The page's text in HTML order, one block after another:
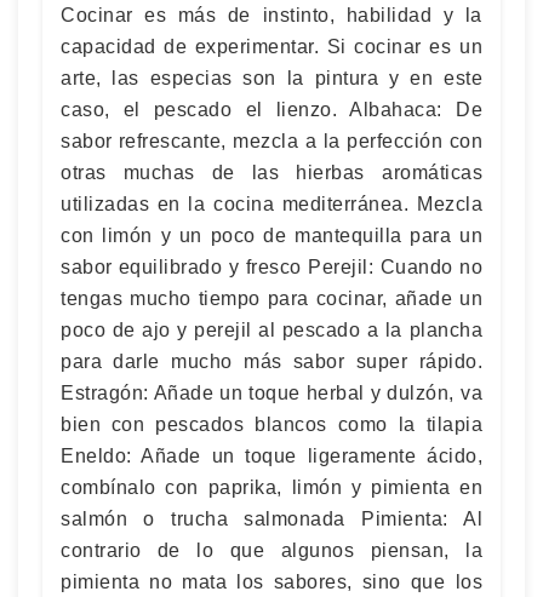
Cocinar es más de instinto, habilidad y la
capacidad de experimentar. Si cocinar es un
arte, las especias son la pintura y en este
caso, el pescado el lienzo. Albahaca: De
sabor refrescante, mezcla a la perfección con
otras muchas de las hierbas aromáticas
utilizadas en la cocina mediterránea. Mezcla
con limón y un poco de mantequilla para un
sabor equilibrado y fresco Perejil: Cuando no
tengas mucho tiempo para cocinar, añade un
poco de ajo y perejil al pescado a la plancha
para darle mucho más sabor super rápido.
Estragón: Añade un toque herbal y dulzón, va
bien con pescados blancos como la tilapia
Eneldo: Añade un toque ligeramente ácido,
combínalo con paprika, limón y pimienta en
salmón o trucha salmonada Pimienta: Al
contrario de lo que algunos piensan, la
pimienta no mata los sabores, sino que los